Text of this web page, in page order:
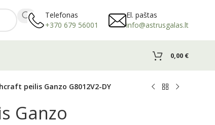
Telefonas
+370 679 56001
El. paštas
info@astrusgalas.lt
0,00 €
peilis Ganzo G8012V2-DY
Ganzo